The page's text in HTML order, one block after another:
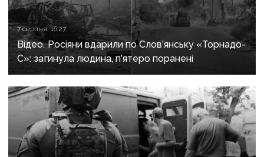
7 серпня, 16:27
Відео. Росіяни вдарили по Слов’янську «Торнадо-
С»: загинула людина, п’ятеро поранені